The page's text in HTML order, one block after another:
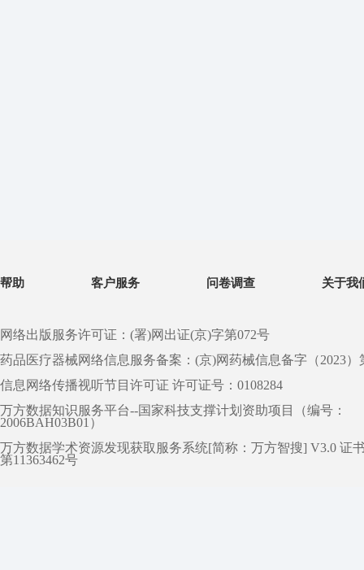
帮助 客户服务 问卷调查 关于我
网络出版服务许可证：(署)网出证(京)字第072号
药品医疗器械网络信息服务备案：(京)网药械信息备字（2023）
信息网络传播视听节目许可证 许可证号：0108284
万方数据知识服务平台--国家科技支撑计划资助项目（编号：
2006BAH03B01）
万方数据学术资源发现获取服务系统[简称：万方智搜] V3.0 证
第11363462号